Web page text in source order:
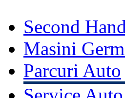
Second Hand
Masini
Parcuri Auto